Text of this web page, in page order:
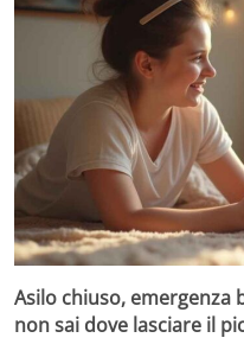
Asilo chiuso, emergenza
non sai dove lasciare il